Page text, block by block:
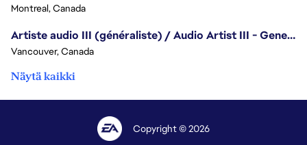
Montreal, Canada
Artiste audio III (généraliste) / Audio Artist III - Generalist
Vancouver, Canada
Näytä kaikki
Copyright © 2026